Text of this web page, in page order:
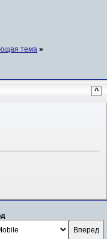
тема »
^